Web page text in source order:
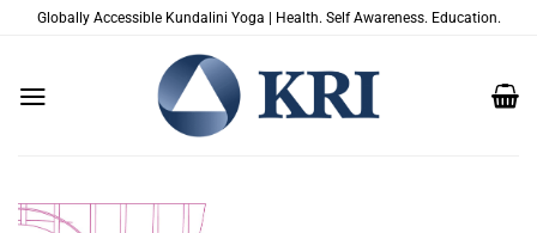
Globally Accessible Kundalini Yoga | Health. Self Awareness. Education.